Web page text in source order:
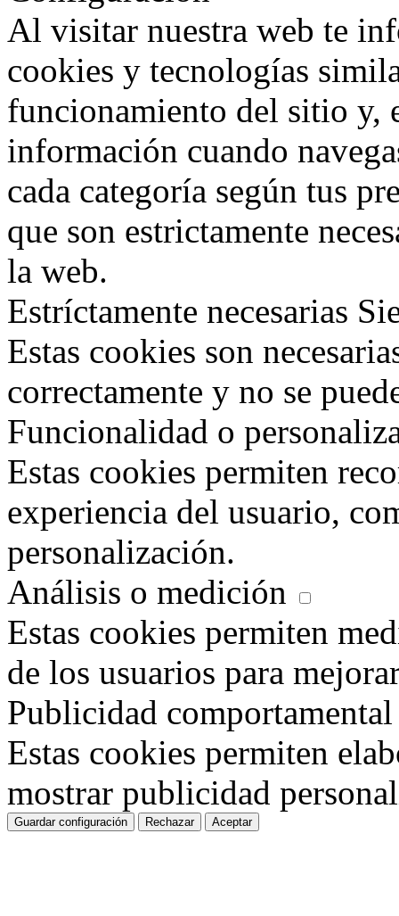
Al visitar nuestra web te
cookies y tecnologías
funcionamiento del sitio y,
información cuando
cada categoría según tus
que son estrictamente
la web.
Estríctamente necesarias
Estas cookies son
correctamente y no se
Funcionalidad o
Estas cookies permiten
experiencia del usuario,
personalización.
Análisis o medición
Estas cookies permiten
de los usuarios para
Publicidad comportamental
Estas cookies permiten
mostrar publicidad
Guardar configuración Rechazar Aceptar